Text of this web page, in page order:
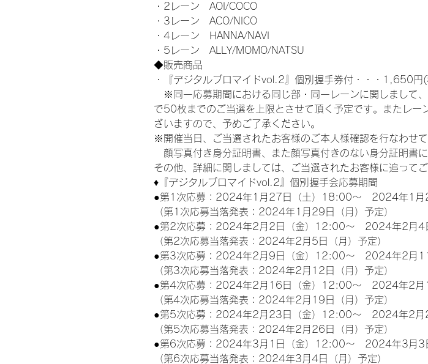
・2レーン　AOI/COCO
・3レーン　ACO/NICO
・4レーン　HANNA/NAVI
・5レーン　ALLY/MOMO/NATSU
◆販売商品
・『デジタルブロマイドvol.2』個別握手券付・・・1,650円
※同一応募期間における同じ部・同一レーンに関しまして
で50枚までのご当選を上限とさせて頂く予定です。またレ
ざいますので、予めご了承ください。
※開催当日、ご当選されたお客様のご本人様確認を行なわせて
顔写真付き身分証明書、また顔写真付きのない身分証明書
その他、詳細に関しましては、ご当選されたお客様に追って
♦『デジタルブロマイドvol.2』個別握手会応募期間
●第1次応募：2024年1月27日（土）18:00～　2024年1
（第1次応募当落発表：2024年1月29日（月）予定）
●第2次応募：2024年2月2日（金）12:00～　2024年2月4
（第2次応募当落発表：2024年2月5日（月）予定）
●第3次応募：2024年2月9日（金）12:00～　2024年2月
（第3次応募当落発表：2024年2月12日（月）予定）
●第4次応募：2024年2月16日（金）12:00～　2024年2
（第4次応募当落発表：2024年2月19日（月）予定）
●第5次応募：2024年2月23日（金）12:00～　2024年2
（第5次応募当落発表：2024年2月26日（月）予定）
●第6次応募：2024年3月1日（金）12:00～　2024年3月3
（第6次応募当落発表：2024年3月4日（月）予定）